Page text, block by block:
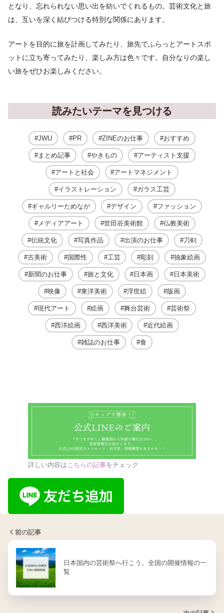
となり、忘れられない思い出を紡いでくれるもの。芸術文化と旅
は、互いを深く結びつける特別な関係にあります。
アートを目的に旅を計画してみたり、旅先でふらっとアートスポ
ットに立ち寄ってみたり、楽しみ方は色々です。自分なりの楽し
い旅をぜひお楽しみください。
読みたいテーマを見つける
JWU PR ZINEのお仕事 おすすめ
まとめ記事 やきもの アーティスト支援
アートと社会 アートマネジメント
イラストレーション ガラス工芸
ギャルリーためなが デザイン ファッション
メディアアート 世田谷美術館 仏教美術
伝統文化 写真作品 出演のお仕事 刀剣
古美術 国際性 工芸 彫刻 抽象絵画
新聞のお仕事 旅と文化 日本画 日本美術
映像 東洋美術 浮世絵 版画
現代アート 絵画 舞台芸術 芸術祭
西洋絵画 西洋美術 近代絵画
雑誌のお仕事 食
詳しい内容はこちらの記事をチェック
前の記事
日本国内の芸術祭へ行こう。全国の開催情報の一
覧